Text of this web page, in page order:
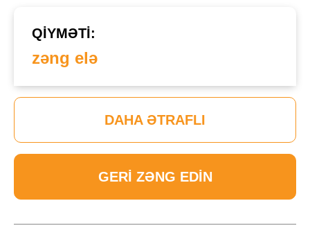
QIYMƏTI:
zəng elə
DAHA ƏTRAFLI
GERI ZƏNG EDIN